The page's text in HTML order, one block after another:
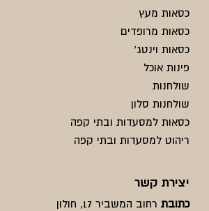
כסאות מעץ
כסאות מרופדים
כסאות וינטג'
פינות אוכל
שולחנות
שולחנות סלון
כסאות למסעדות ובתי קפה
ריהוט למסעדות ובתי קפה
יצירת קשר
כתובת רחוב המשביר 17, חולון